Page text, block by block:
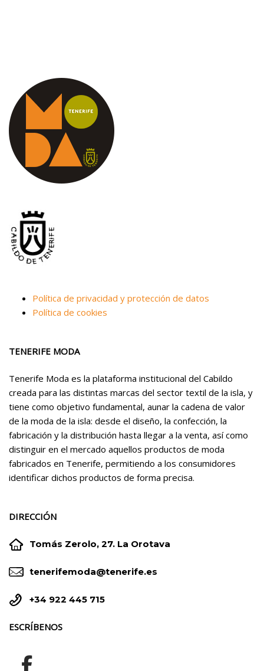
Política de privacidad y protección de datos
Política de cookies
TENERIFE MODA
Tenerife Moda es la plataforma institucional del Cabildo
creada para las distintas marcas del sector textil de la isla, y
tiene como objetivo fundamental, aunar la cadena de valor
de la moda de la isla: desde el diseño, la confección, la
fabricación y la distribución hasta llegar a la venta, así como
distinguir en el mercado aquellos productos de moda
fabricados en Tenerife, permitiendo a los consumidores
identificar dichos productos de forma precisa.
DIRECCIÓN

 Tomás Zerolo, 27. La Orotava

 tenerifemoda@tenerife.es

 +34 922 445 715
ESCRÍBENOS